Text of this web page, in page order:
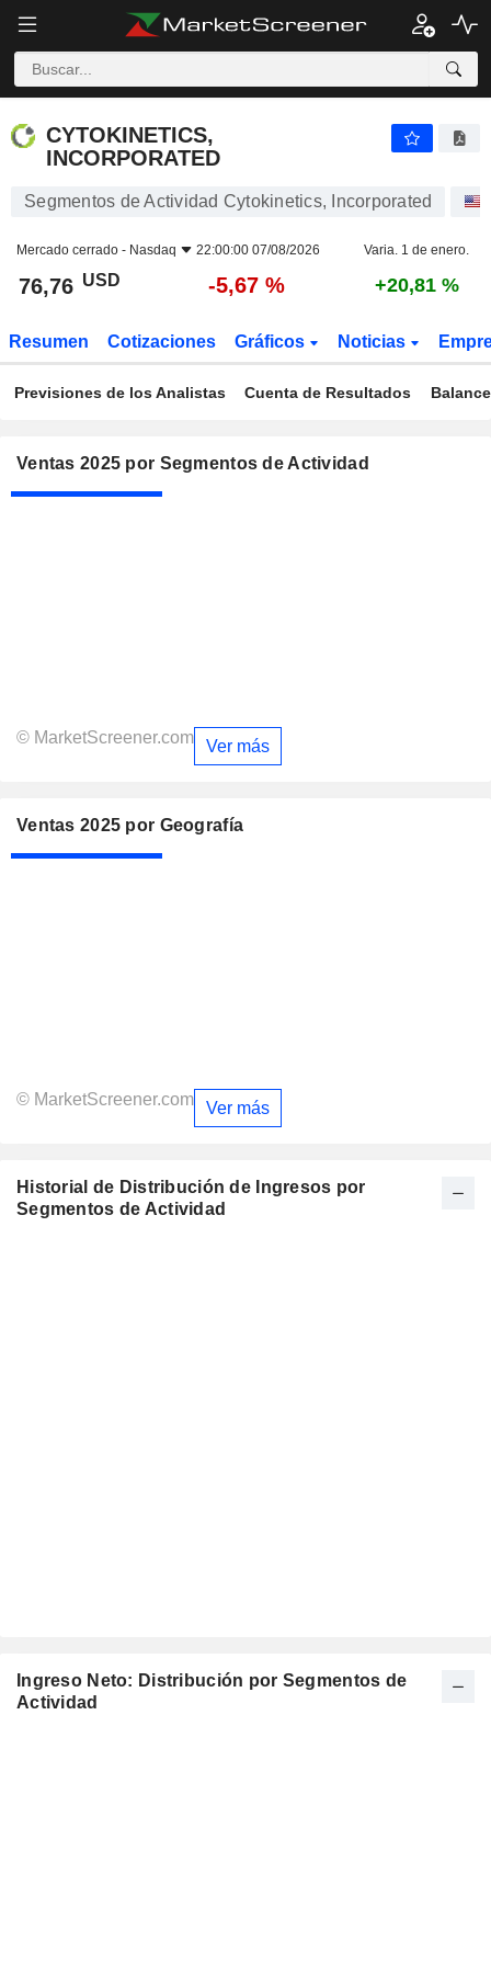
CYTOKINETICS,
INCORPORATED
Segmentos de Actividad Cytokinetics, Incorporated
Mercado cerrado - Nasdaq 22:00:00 07/08/2026 Varia. 1 de enero.
76,76 USD -5,67 % +20,81 %
Resumen Cotizaciones Gráficos Noticias
Previsiones de los Analistas Cuenta de Resultados Balance
Ventas 2025 por Segmentos de Actividad
© MarketScreener.com Ver más
Ventas 2025 por Geografía
© MarketScreener.com Ver más
Historial de Distribución de Ingresos por
Segmentos de Actividad
Ingreso Neto: Distribución por Segmentos de
Actividad